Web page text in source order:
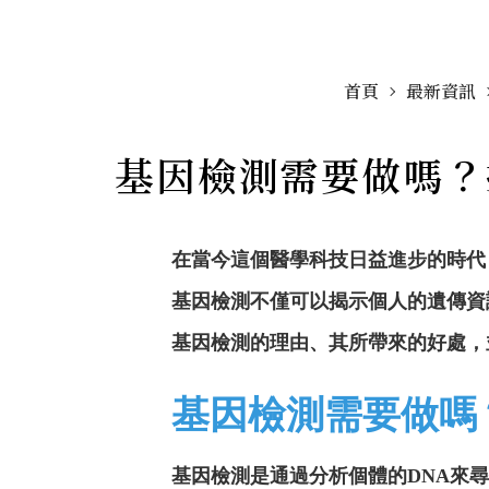
首頁 最新資訊
基因檢測需要做嗎
在當今這個醫學科技日益進步的時
基因檢測不僅可以揭示個人的遺傳
基因檢測的理由、其所帶來的好處
基因檢測需要做
基因檢測是通過分析個體的DNA來